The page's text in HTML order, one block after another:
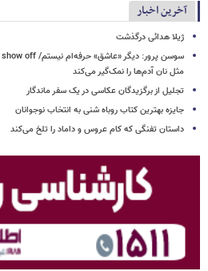
آخرین اخبار
ژیلا هدائی درگذشت
مثل نان آدم‌ها را نمک‌گیر می‌کند
تجلیل از برگزیدگان عکاسی در یک سفر ماندگار
جایزه بهترین کتاب روباه شنی به انتخاب نوجوانان
داستان تفنگی که کام عروس و داماد را تلخ می‌کند